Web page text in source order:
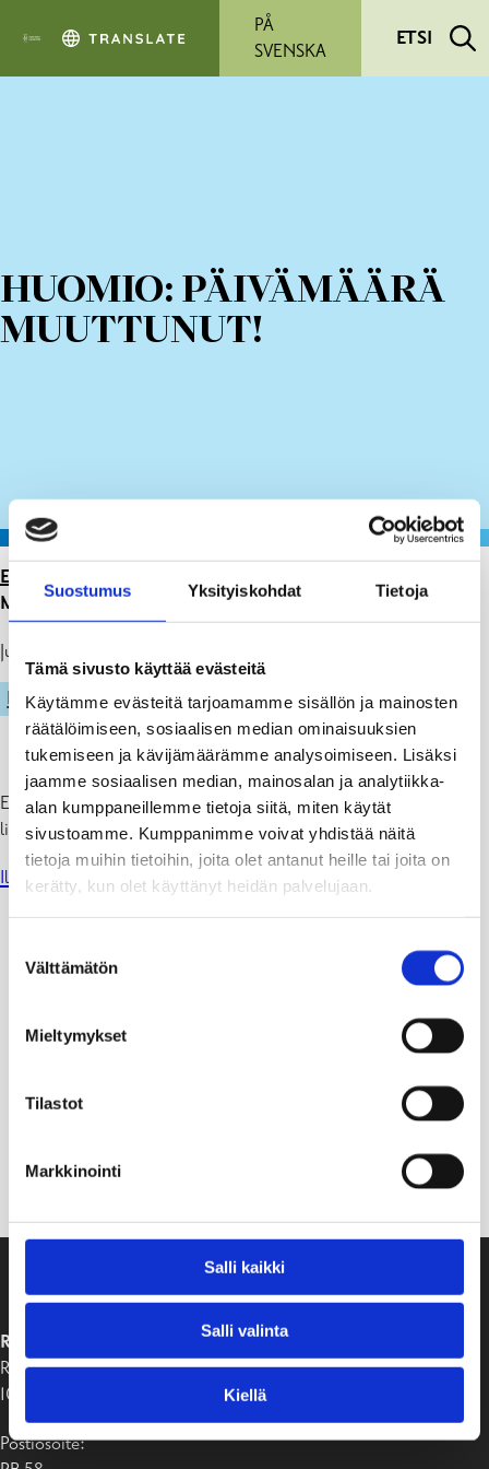
Suostumus Yksityiskohdat Tietoja
Tämä sivusto käyttää evästeitä
Käytämme evästeitä tarjoamamme sisällön ja mainosten
räätälöimiseen, sosiaalisen median ominaisuuksien
tukemiseen ja kävijämäärämme analysoimiseen. Lisäksi
jaamme sosiaalisen median, mainosalan ja analytiikka-
alan kumppaneillemme tietoja siitä, miten käytät
sivustoamme. Kumppanimme voivat yhdistää näitä
tietoja muihin tietoihin, joita olet antanut heille tai joita on
kerätty, kun olet käyttänyt heidän palvelujaan.
valinta
Välttämätön
Mieltymykset
Tilastot
Markkinointi
Salli kaikki
Salli valinta
Kiellä
PÅ
SVENSKA
ETSI
HUOMIO: PÄIVÄMÄÄRÄ
MUUTTUNUT!
ETUSIVU
MUUTTUNUT!
Julkaistu: 01.12.25
LIIKUNTA
Ennakkoilmoittautuminen kevään 2026 vesivoimisteluun ja
liikuntaryhmiin avautuutorstaina 18.12.2025 klo 14.00.
Ilmoittautumiseen
RAASEPORIN KAUPUNKI
Raaseporintie 37
10650 Tammisaari
Postiosoite: